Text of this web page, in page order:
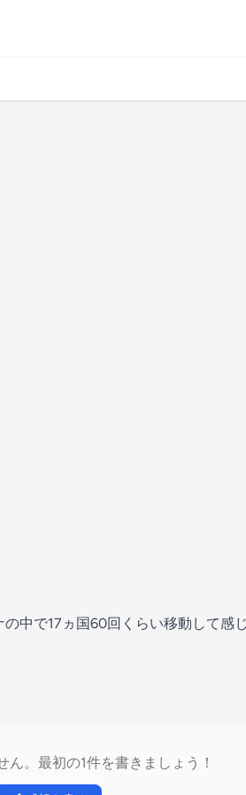
中で17ヵ国60回くらい移動して感
ん。最初の1件を書きましょう！